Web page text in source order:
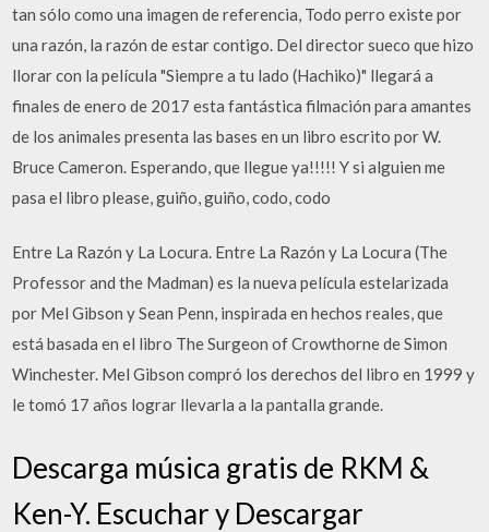
tan sólo como una imagen de referencia, Todo perro existe por
una razón, la razón de estar contigo. Del director sueco que hizo
llorar con la película "Siempre a tu lado (Hachiko)" llegará a
finales de enero de 2017 esta fantástica filmación para amantes
de los animales presenta las bases en un libro escrito por W.
Bruce Cameron. Esperando, que llegue ya!!!!! Y si alguien me
pasa el libro please, guiño, guiño, codo, codo
Entre La Razón y La Locura. Entre La Razón y La Locura (The
Professor and the Madman) es la nueva película estelarizada
por Mel Gibson y Sean Penn, inspirada en hechos reales, que
está basada en el libro The Surgeon of Crowthorne de Simon
Winchester. Mel Gibson compró los derechos del libro en 1999 y
le tomó 17 años lograr llevarla a la pantalla grande.
Descarga música gratis de RKM &
Ken-Y. Escuchar y Descargar